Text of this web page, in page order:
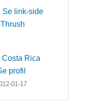
Se link-side
Costa Rica
profil
01-17